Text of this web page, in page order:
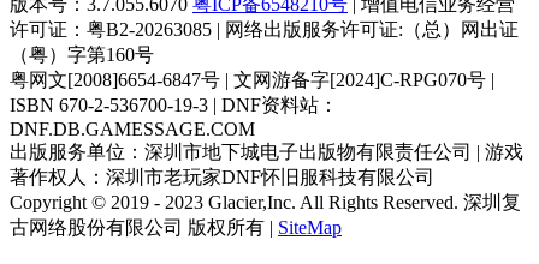
许可证：粤B2-20263085 | 网络出版服务许可证:（总）网出证
（粤）字第160号
粤网文[2008]6654-6847号 | 文网游备字[2024]C-RPG070号 |
ISBN 670-2-536700-19-3 | DNF资料站：
DNF.DB.GAMESSAGE.COM
出版服务单位：深圳市地下城电子出版物有限责任公司 | 游戏
著作权人：深圳市老玩家DNF怀旧服科技有限公司
Copyright © 2019 - 2023 Glacier,Inc. All Rights Reserved. 深圳复
古网络股份有限公司 版权所有 |SiteMap